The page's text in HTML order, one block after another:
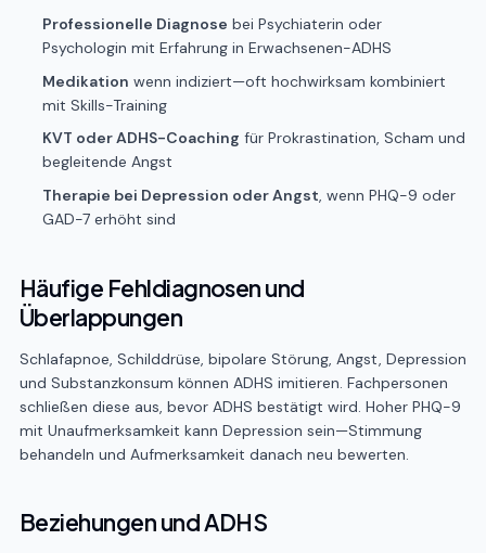
Professionelle Diagnose bei Psychiaterin oder
Psychologin mit Erfahrung in Erwachsenen-ADHS
Medikation wenn indiziert—oft hochwirksam kombiniert
mit Skills-Training
KVT oder ADHS-Coaching für Prokrastination, Scham und
begleitende Angst
Therapie bei Depression oder Angst, wenn PHQ-9 oder
GAD-7 erhöht sind
Häufige Fehldiagnosen und
Überlappungen
Schlafapnoe, Schilddrüse, bipolare Störung, Angst, Depression
und Substanzkonsum können ADHS imitieren. Fachpersonen
schließen diese aus, bevor ADHS bestätigt wird. Hoher PHQ-9
mit Unaufmerksamkeit kann Depression sein—Stimmung
behandeln und Aufmerksamkeit danach neu bewerten.
Beziehungen und ADHS